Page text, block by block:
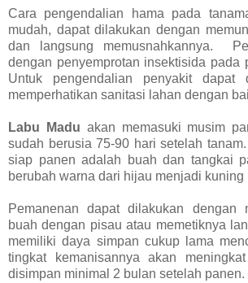
Cara pengendalian hama pada
mudah, dapat dilakukan dengan
dan langsung memusnahkannya.
dengan penyemprotan insektisida pada
Untuk pengendalian penyakit dapat
memperhatikan sanitasi lahan dengan
Labu Madu akan memasuki musim
sudah berusia 75-90 hari setelah
siap panen adalah buah dan tangkai
berubah warna dari hijau menjadi kuning
Pemanenan dapat dilakukan dengan
buah dengan pisau atau memetiknya
memiliki daya simpan cukup lama
tingkat kemanisannya akan
disimpan minimal 2 bulan setelah panen.